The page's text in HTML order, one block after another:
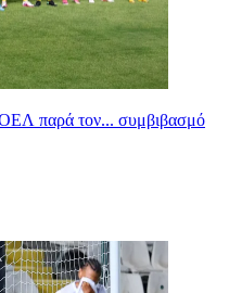
παρά τον... συμβιβασμό